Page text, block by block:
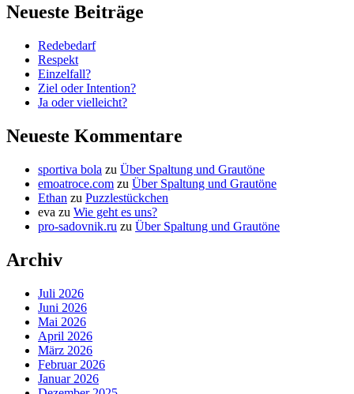
Neueste Beiträge
Redebedarf
Respekt
Einzelfall?
Ziel oder Intention?
Ja oder vielleicht?
Neueste Kommentare
sportiva bola zu Über Spaltung und Grautöne
emoatroce.com zu Über Spaltung und Grautöne
Ethan zu Puzzlestückchen
eva zu Wie geht es uns?
pro-sadovnik.ru zu Über Spaltung und Grautöne
Archiv
Juli 2026
Juni 2026
Mai 2026
April 2026
März 2026
Februar 2026
Januar 2026